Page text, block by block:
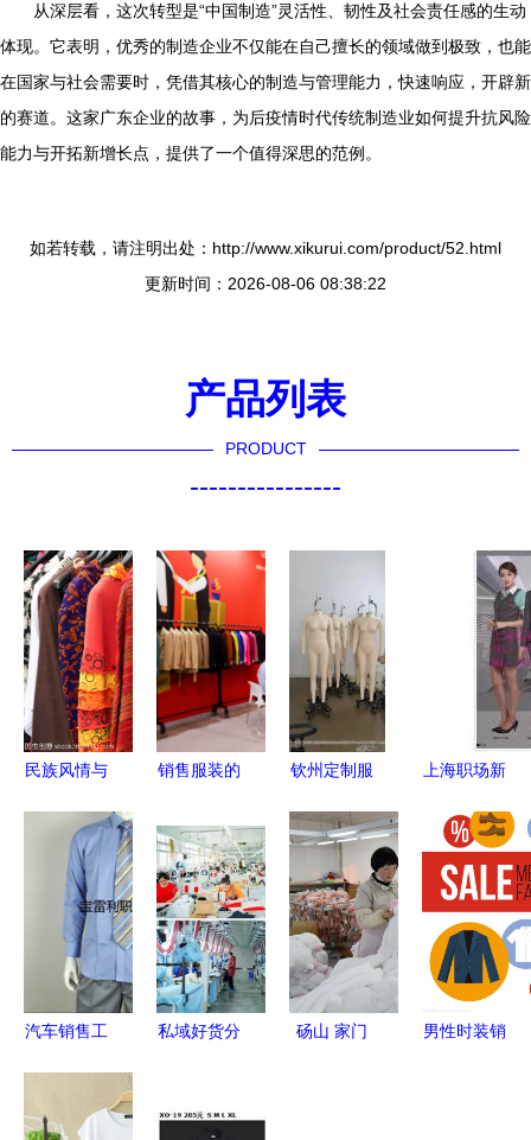
从深层看，这次转型是“中国制造”灵活性、韧性及社会责任感的生动
体现。它表明，优秀的制造企业不仅能在自己擅长的领域做到极致，也能
在国家与社会需要时，凭借其核心的制造与管理能力，快速响应，开辟新
的赛道。这家广东企业的故事，为后疫情时代传统制造业如何提升抗风险
能力与开拓新增长点，提供了一个值得深思的范例。
如若转载，请注明出处：http://www.xikurui.com/product/52.html
更新时间：2026-08-06 08:38:22
产品列表
PRODUCT
----------------
民族风情与
传统妇女服
装的销售之
道
销售服装的
在《纺织服
装周刊》视
角下的市场
洞察
钦州定制服
厂家 专业
制衣模特，
助力精准销
售与品牌展
示
上海职场新
工作服热
卖，助力企
业形象升级
汽车销售工
私域好货分
砀山 家门
男性时装销